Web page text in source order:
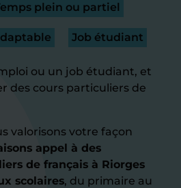
plein ou partiel
Job étudiant
ou un job étudiant, et
des cours particuliers de
valorisons votre façon
appel à des
de français à Riorges
scolaires, du primaire au